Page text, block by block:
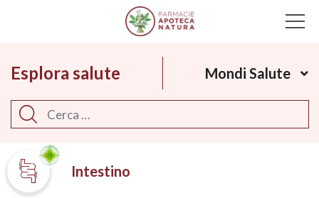
Main Navigation
Esplora salute Mondi Salute
Cerca
Intestino